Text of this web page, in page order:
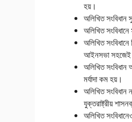
হয়।
অলিখিত সংবিধান
অলিখিত
অলিখিত
আইনসভা সহজেই
অলিখিত সংবিধান
মর্যাদা কম হয়।
অলিখিত সংবিধান
যুক্তরাষ্ট্রীয়
অলিখিত